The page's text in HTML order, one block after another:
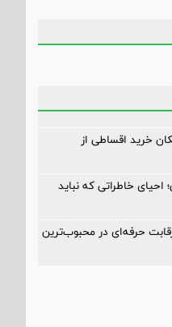
خرید اقساطی از
خاطراتی که نباید
حرفه‌ای در محبوب‌ترین